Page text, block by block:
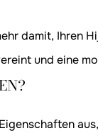
damit, Ihren
und eine